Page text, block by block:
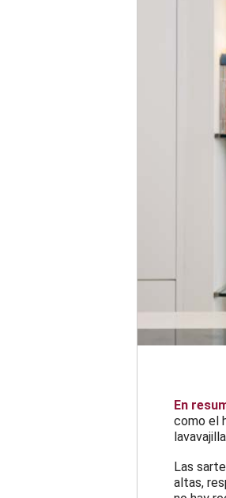
En
como el
Las
altas,